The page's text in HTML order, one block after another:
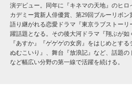
演デビュー。同年に『キネマの天地』のヒロ
カデミー賞新人俳優賞、第29回ブルーリボ
語り継がれる恋愛ドラマ『東京ラブストー
躍話題となる。その後大河ドラマ『翔ぶが
『あすか』『ゲゲゲの女房』をはじめとす
ぬむこいり』、舞台『放浪記』など、話題
など幅広い分野の第一線で活躍を続ける。